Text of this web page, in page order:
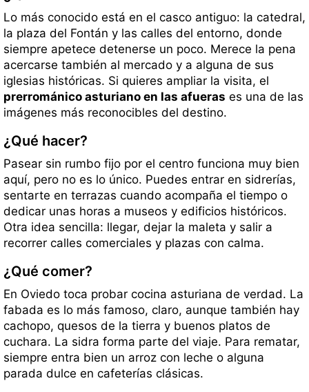
Lo más conocido está en el casco antiguo: la catedral,
la plaza del Fontán y las calles del entorno, donde
siempre apetece detenerse un poco. Merece la pena
acercarse también al mercado y a alguna de sus
iglesias históricas. Si quieres ampliar la visita, el
prerrománico asturiano en las afueras es una de las
imágenes más reconocibles del destino.
¿Qué hacer?
Pasear sin rumbo fijo por el centro funciona muy bien
aquí, pero no es lo único. Puedes entrar en sidrerías,
sentarte en terrazas cuando acompaña el tiempo o
dedicar unas horas a museos y edificios históricos.
Otra idea sencilla: llegar, dejar la maleta y salir a
recorrer calles comerciales y plazas con calma.
¿Qué comer?
En Oviedo toca probar cocina asturiana de verdad. La
fabada es lo más famoso, claro, aunque también hay
cachopo, quesos de la tierra y buenos platos de
cuchara. La sidra forma parte del viaje. Para rematar,
siempre entra bien un arroz con leche o alguna
parada dulce en cafeterías clásicas.